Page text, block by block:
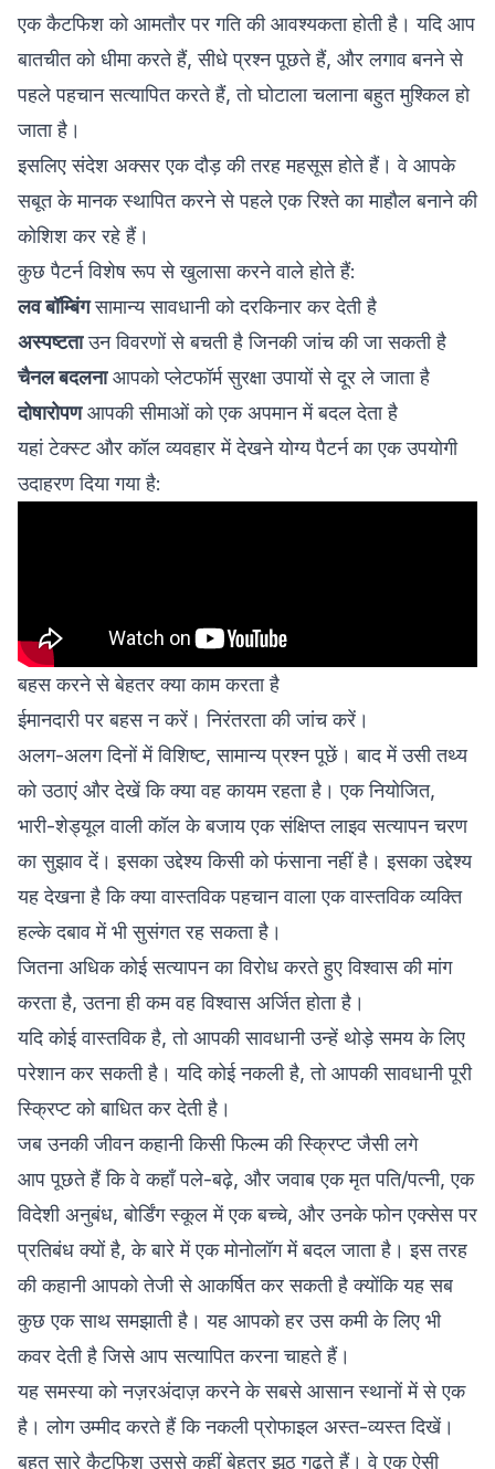
एक कैटफिश को आमतौर पर गति की आवश्यकता होती है। यदि आप
बातचीत को धीमा करते हैं, सीधे प्रश्न पूछते हैं, और लगाव बनने से
पहले पहचान सत्यापित करते हैं, तो घोटाला चलाना बहुत मुश्किल हो
जाता है।
इसलिए संदेश अक्सर एक दौड़ की तरह महसूस होते हैं। वे आपके
सबूत के मानक स्थापित करने से पहले एक रिश्ते का माहौल बनाने की
कोशिश कर रहे हैं।
कुछ पैटर्न विशेष रूप से खुलासा करने वाले होते हैं:
लव बॉम्बिंगसामान्य सावधानी को दरकिनार कर देती है
अस्पष्टताउन विवरणों से बचती है जिनकी जांच की जा सकती है
चैनल बदलनाआपको प्लेटफॉर्म सुरक्षा उपायों से दूर ले जाता है
दोषारोपणआपकी सीमाओं को एक अपमान में बदल देता है
यहां टेक्स्ट और कॉल व्यवहार में देखने योग्य पैटर्न का एक उपयोगी
उदाहरण दिया गया है:
बहस करने से बेहतर क्या काम करता है
ईमानदारी पर बहस न करें। निरंतरता की जांच करें।
अलग-अलग दिनों में विशिष्ट, सामान्य प्रश्न पूछें। बाद में उसी तथ्य
को उठाएं और देखें कि क्या वह कायम रहता है। एक नियोजित,
भारी-शेड्यूल वाली कॉल के बजाय एक संक्षिप्त लाइव सत्यापन चरण
का सुझाव दें। इसका उद्देश्य किसी को फंसाना नहीं है। इसका उद्देश्य
यह देखना है कि क्या वास्तविक पहचान वाला एक वास्तविक व्यक्ति
हल्के दबाव में भी सुसंगत रह सकता है।
जितना अधिक कोई सत्यापन का विरोध करते हुए विश्वास की मांग
करता है, उतना ही कम वह विश्वास अर्जित होता है।
यदि कोई वास्तविक है, तो आपकी सावधानी उन्हें थोड़े समय के लिए
परेशान कर सकती है। यदि कोई नकली है, तो आपकी सावधानी पूरी
स्क्रिप्ट को बाधित कर देती है।
जब उनकी जीवन कहानी किसी फिल्म की स्क्रिप्ट जैसी लगे
आप पूछते हैं कि वे कहाँ पले-बढ़े, और जवाब एक मृत पति/पत्नी, एक
विदेशी अनुबंध, बोर्डिंग स्कूल में एक बच्चे, और उनके फोन एक्सेस पर
प्रतिबंध क्यों है, के बारे में एक मोनोलॉग में बदल जाता है। इस तरह
की कहानी आपको तेजी से आकर्षित कर सकती है क्योंकि यह सब
कुछ एक साथ समझाती है। यह आपको हर उस कमी के लिए भी
कवर देती है जिसे आप सत्यापित करना चाहते हैं।
यह समस्या को नज़रअंदाज़ करने के सबसे आसान स्थानों में से एक
है। लोग उम्मीद करते हैं कि नकली प्रोफाइल अस्त-व्यस्त दिखें।
बहुत सारे कैटफिश उससे कहीं बेहतर झूठ गढ़ते हैं। वे एक ऐसी